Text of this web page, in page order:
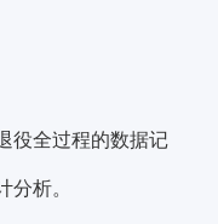
役全过程的数据记
分析。